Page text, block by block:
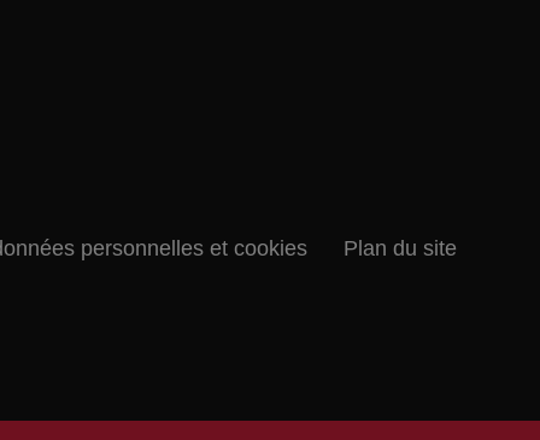
personnelles et cookies Plan du site